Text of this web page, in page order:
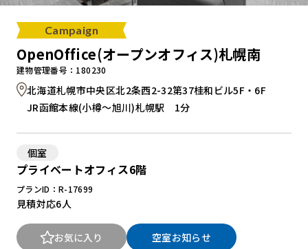
0120-999-076
受付時間 平日9:00～18:00
New Office Styleとは
よくある質問
Campaign
OpenOffice(オープンオフィス)札幌南
建物管理番号：180230
北海道札幌市中央区北2条西2-32第37桂和ビル5F・6F
JR函館本線(小樽～旭川)札幌駅 1分
個室
プライベートオフィス6階
プランID：R-17699
見積対応6人
お気に入り 空室お知らせ